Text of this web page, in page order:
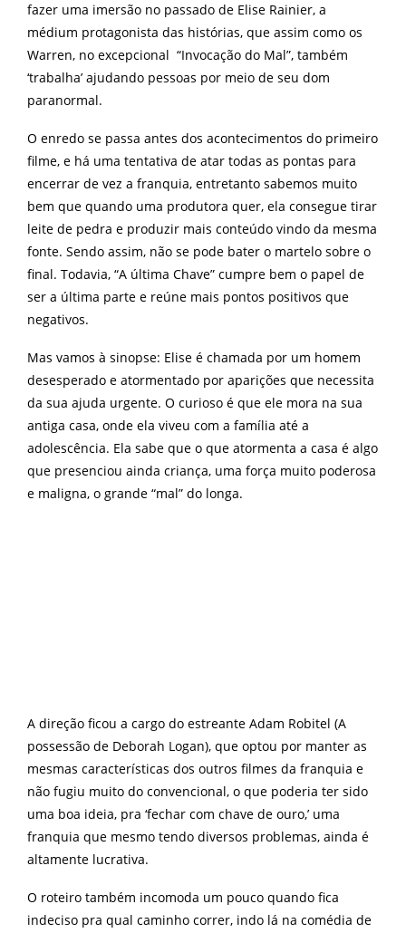
fazer uma imersão no passado de Elise Rainier, a
médium protagonista das histórias, que assim como os
Warren, no excepcional “Invocação do Mal”, também
‘trabalha’ ajudando pessoas por meio de seu dom
paranormal.
O enredo se passa antes dos acontecimentos do primeiro
filme, e há uma tentativa de atar todas as pontas para
encerrar de vez a franquia, entretanto sabemos muito
bem que quando uma produtora quer, ela consegue tirar
leite de pedra e produzir mais conteúdo vindo da mesma
fonte. Sendo assim, não se pode bater o martelo sobre o
final. Todavia, “A última Chave” cumpre bem o papel de
ser a última parte e reúne mais pontos positivos que
negativos.
Mas vamos à sinopse: Elise é chamada por um homem
desesperado e atormentado por aparições que necessita
da sua ajuda urgente. O curioso é que ele mora na sua
antiga casa, onde ela viveu com a família até a
adolescência. Ela sabe que o que atormenta a casa é algo
que presenciou ainda criança, uma força muito poderosa
e maligna, o grande “mal” do longa.
A direção ficou a cargo do estreante Adam Robitel (A
possessão de Deborah Logan), que optou por manter as
mesmas características dos outros filmes da franquia e
não fugiu muito do convencional, o que poderia ter sido
uma boa ideia, pra ‘fechar com chave de ouro,’ uma
franquia que mesmo tendo diversos problemas, ainda é
altamente lucrativa.
O roteiro também incomoda um pouco quando fica
indeciso pra qual caminho correr, indo lá na comédia de